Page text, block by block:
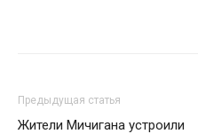
Предыдущая статья
Жители Мичигана устроили